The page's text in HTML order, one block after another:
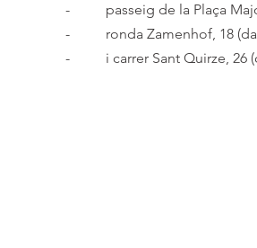
-          passeig de la Plaça
-          ronda Zamenhof,
-          i carrer Sant Quirze,